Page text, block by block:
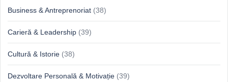
Business & Antreprenoriat (38)
Carieră & Leadership (39)
Cultură & Istorie (38)
Dezvoltare Personală & Motivație (39)